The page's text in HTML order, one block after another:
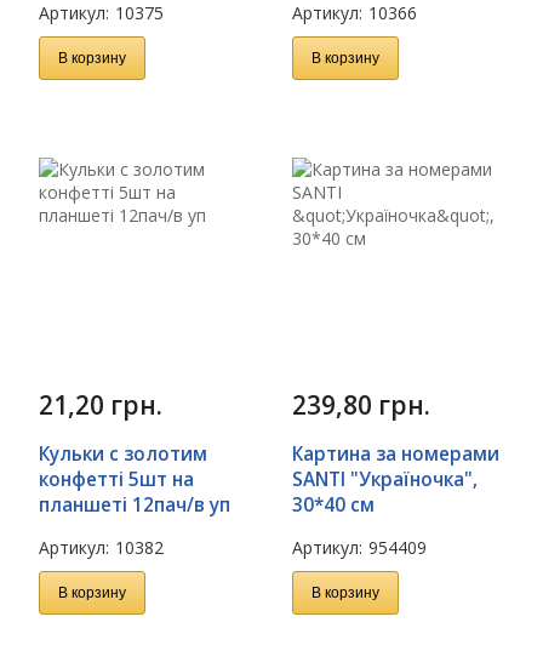
Артикул: 10375
В корзину
Артикул: 10366
В корзину
21,20 грн.
Кульки с золотим
конфетті 5шт на
планшеті 12пач/в уп
Артикул: 10382
В корзину
239,80 грн.
Картина за номерами
SANTI "Україночка",
30*40 см
Артикул: 954409
В корзину